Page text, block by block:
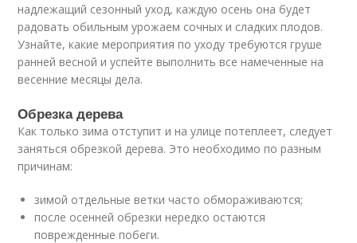
надлежащий сезонный уход, каждую осень она будет
радовать обильным урожаем сочных и сладких плодов.
Узнайте, какие мероприятия по уходу требуются груше
ранней весной и успейте выполнить все намеченные на
весенние месяцы дела.
Обрезка дерева
Как только зима отступит и на улице потеплеет, следует
заняться обрезкой дерева. Это необходимо по разным
причинам:
зимой отдельные ветки часто обмораживаются;
после осенней обрезки нередко остаются
поврежденные побеги.